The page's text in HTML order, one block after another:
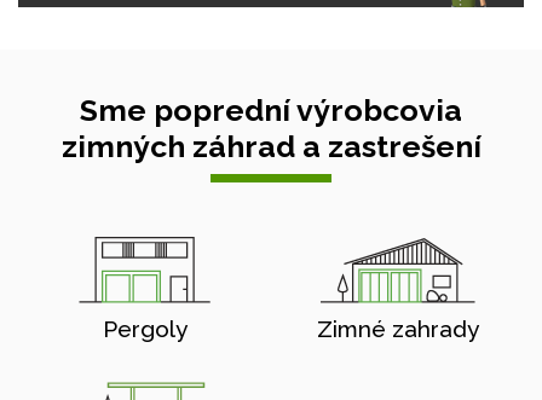
Sme poprední výrobcovia
zimných záhrad a zastrešení
Pergoly Zimné zahrady